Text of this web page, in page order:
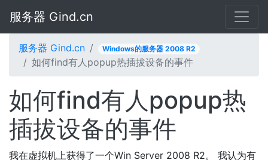
服务器 Gind.cn
服务器 Gind.cn Windows的服务器 2008 R2
如何find有人popup热插拔设备的事件
如何find有人popup热
插拔设备的事件
我在虚拟机上获得了一个Win Server 2008 R2。 我认为有